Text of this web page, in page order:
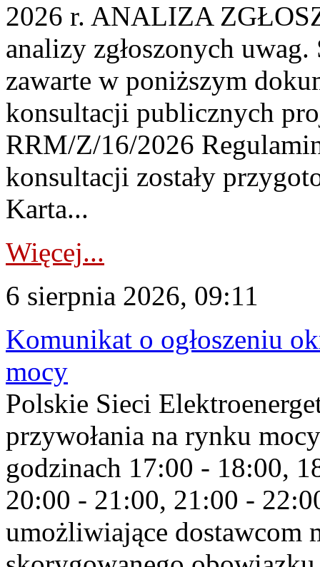
2026 r. ANALIZA
analizy zgłoszonych
zawarte w poniższym
konsultacji publicznych
RRM/Z/16/2026
konsultacji zostały
Karta...
Więcej...
6 sierpnia 2026, 09:11
Komunikat o ogłoszeniu
mocy
Polskie Sieci
przywołania na rynku
godzinach 17:00 - 18:00,
20:00 - 21:00, 21:00 -
umożliwiające dostawcom